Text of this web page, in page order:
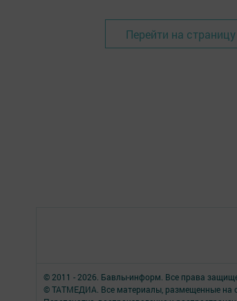
Перейти на
© 2011 - 2026. Бавлы-информ. Все права
© ТАТМЕДИА. Все материалы, размещенные на